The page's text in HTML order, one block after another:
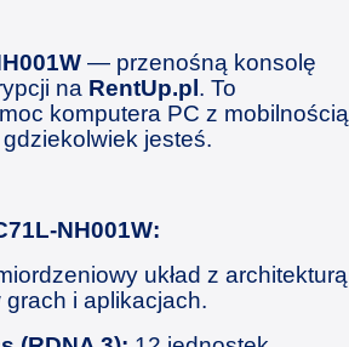
— przenośną konsolę
na RentUp.pl . To
komputera PC z mobilnością
jesteś.
NH001W:
układ z architekturą
i aplikacjach.